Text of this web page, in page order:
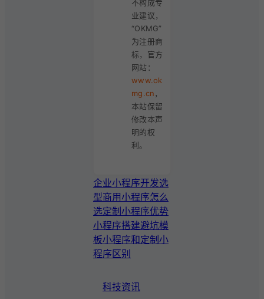
不构成专
业建议，
“OKMG”
为注册商
标，官方
网站：
www.ok
mg.cn，
本站保留
修改本声
明的权
利。
企业小程序开发选
型商用小程序怎么
选定制小程序优势
小程序搭建避坑模
板小程序和定制小
程序区别
科技资讯